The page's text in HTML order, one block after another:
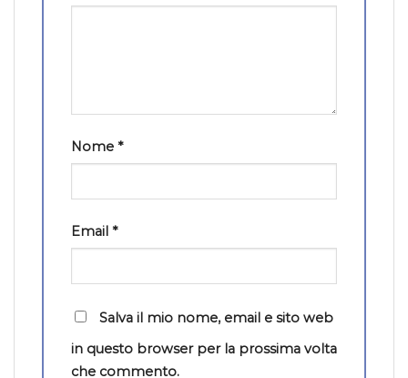
Nome *
Email *
Salva il mio nome, email e sito web
in questo browser per la prossima volta
che commento.